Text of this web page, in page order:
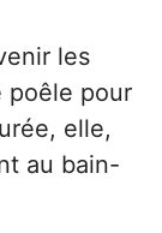
les
poêle pour
elle,
au bain-